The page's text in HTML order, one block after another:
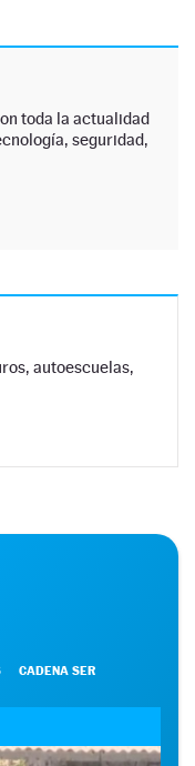
toda la actualidad
seguridad,
autoescuelas,
CADENA SER